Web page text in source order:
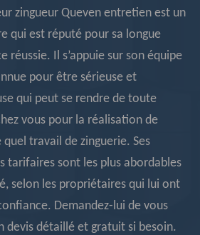
zingueur Queven entretien est un
qui est réputé pour sa longue
réussie. Il s’appuie sur son équipe
pour être sérieuse et
qui peut se rendre de toute
vous pour la réalisation de
quel travail de zinguerie. Ses
tarifaires sont les plus abordables
selon les propriétaires qui lui ont
Demandez-lui de vous
devis détaillé et gratuit si besoin.